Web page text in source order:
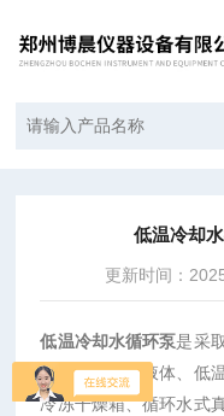
低温冷却
更新时间：
低温冷却水循环泵是采
具有提供低温液体、低
冷冻干燥箱、循环水式